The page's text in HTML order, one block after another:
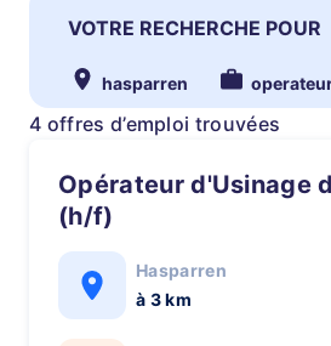
VOTRE RECHERCHE POUR
hasparren
4 offres d’emploi trouvées
Opérateur d'Usinage des Métaux
(h/f)
Hasparren
à 3 km